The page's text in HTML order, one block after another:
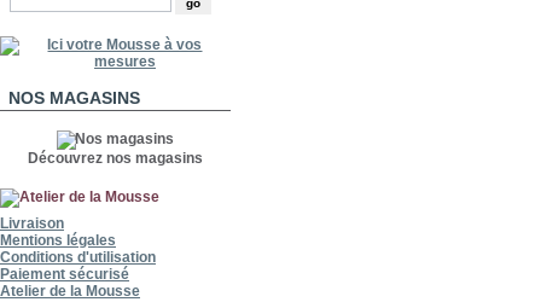
NOS MAGASINS
Découvrez nos magasins
Livraison
Mentions légales
Conditions d'utilisation
Paiement sécurisé
Atelier de la Mousse